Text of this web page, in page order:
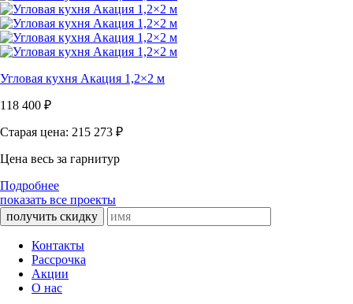
Угловая кухня Акация 1,2×2 м
118 400 ₽
Старая цена: 215 273 ₽
Цена весь за гарнитур
Подробнее
показать все проекты
получить скидку
Контакты
Рассрочка
Акции
О нас